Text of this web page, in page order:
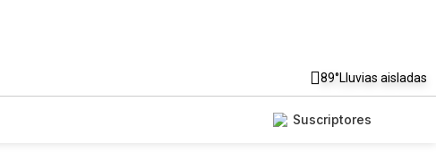
89°Lluvias aisladas
Suscriptores